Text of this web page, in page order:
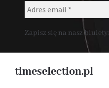
Zapisz się na nasz
timeselection.pl